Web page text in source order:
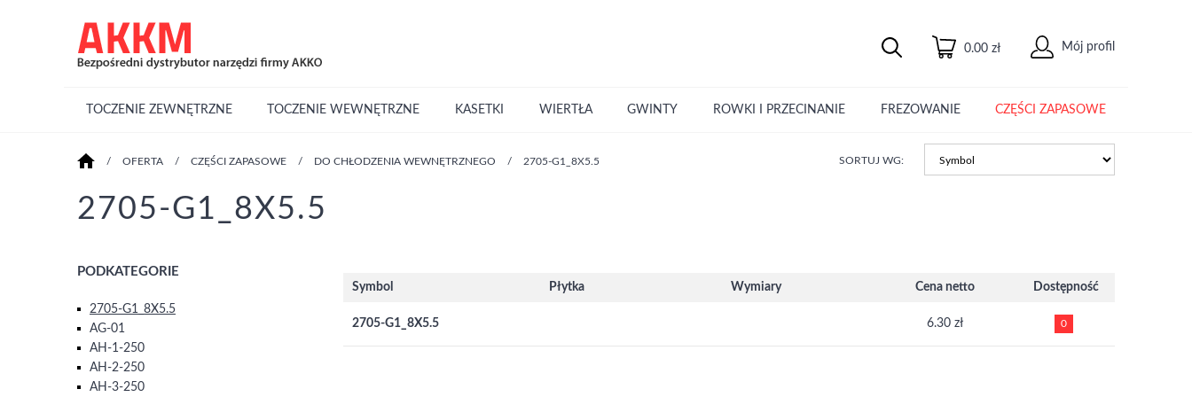
0.00 zł Mój profil
TOCZENIE ZEWNĘTRZNE TOCZENIE WEWNĘTRZNE KASETKI WIERTŁA GWINTY ROWKI I PRZECINANIE FREZOWANIE CZĘŚCI ZAPASOWE
/ OFERTA / CZĘŚCI ZAPASOWE / DO CHŁODZENIA WEWNĘTRZNEGO / 2705-G1_8X5.5 SORTUJ WG:
2705-G1_8X5.5
PODKATEGORIE
2705-G1_8X5.5
AG-01
AH-1-250
AH-2-250
AH-3-250
Symbol Płytka Wymiary Cena netto Dostępność
2705-G1_8X5.5 6.30 zł 0